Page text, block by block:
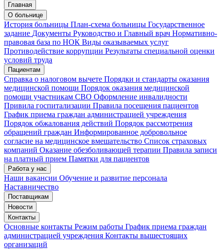
Главная
О больнице
История больницы План-схема больницы Государственное
задание Документы Руководство и Главный врач Нормативно-
правовая база по НОК Виды оказываемых услуг
Противодействие коррупции Результаты специальной оценки
условий труда
Пациентам
Справка о налоговом вычете Порядки и стандарты оказания
медицинской помощи Порядок оказания медицинской
помощи участникам СВО Оформление инвалидности
Привила госпитализации Правила посещения пациентов
График приема граждан администрацией учреждения
Порядок обжалования действий Порядок рассмотрения
обращений граждан Информированное добровольное
согласие на медицинское вмешательство Список страховых
компаний Оказание обезболивающей терапии Правила записи
на платный прием Памятки для пациентов
Работа у нас
Наши вакансии Обучение и развитие персонала
Наставничество
Поставщикам
Новости
Контакты
Основные контакты Режим работы График приема граждан
администрацией учреждения Контакты вышестоящих
организаций